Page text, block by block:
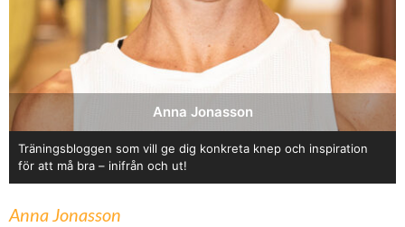
Anna Jonasson
Träningsbloggen som vill ge dig konkreta knep och inspiration
för att må bra – inifrån och ut!
Anna Jonasson